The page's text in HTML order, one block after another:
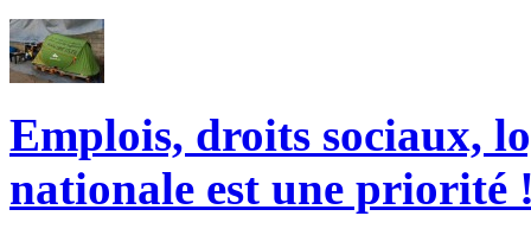
Emplois, droits sociaux,
nationale est une priorité